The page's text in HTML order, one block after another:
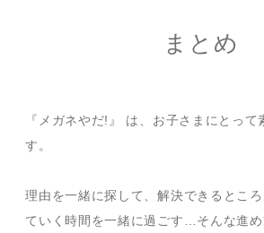
まとめ
『メガネやだ!』 は、お子さまにとっ
す。
理由を一緒に探して、解決できるとこ
ていく時間を一緒に過ごす…そんな進